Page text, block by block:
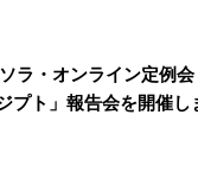
ラ・オンライン定例会
プト 」報告会を開催し